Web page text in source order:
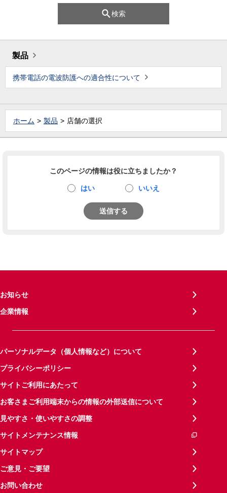
検索
製品
携帯電話の電波防護への適合性について
ホーム 製品 店舗の選択
このページの情報は役に立ちましたか？
はい いいえ
送信する
お知らせ
企業情報
パーソナルデータ（個人情報など）について
プライバシーポリシー
サイトご利用にあたって
お客さまご利用端末からの情報の外部送信について
見やすさ・使いやすさの調整
サイトメンテナンス情報
サイトマップ
ご意見・ご要望
お問い合わせ